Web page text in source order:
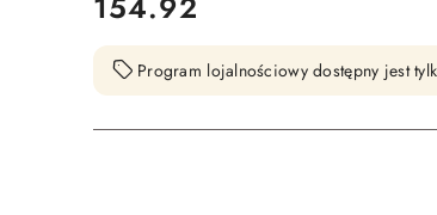
Program lojalnościowy dostępny jest